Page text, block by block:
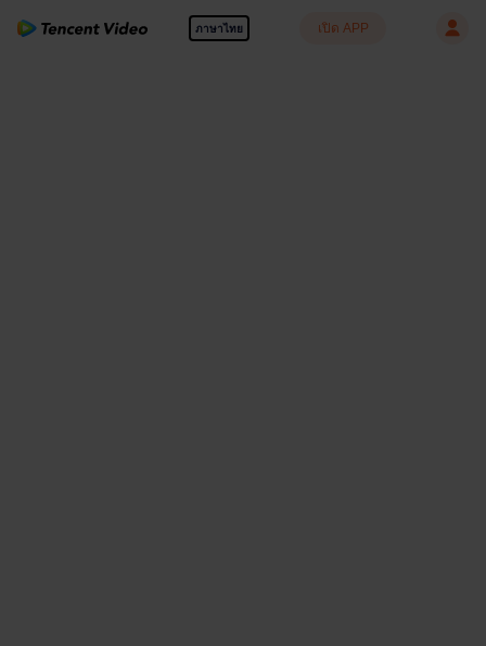
ภาษาไทย เปิด APP